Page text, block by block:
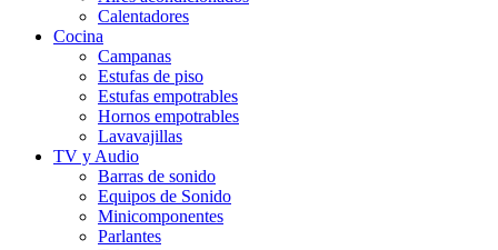
Calentadores
Cocina
Campanas
Estufas de piso
Estufas empotrables
Hornos empotrables
Lavavajillas
TV y Audio
Barras de sonido
Equipos de Sonido
Minicomponentes
Parlantes